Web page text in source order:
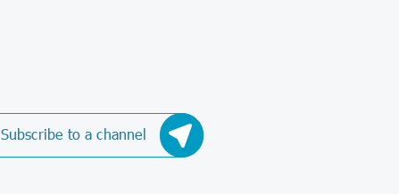
Subscribe to a channel